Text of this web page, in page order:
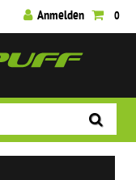
Anmelden 0